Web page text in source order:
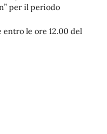
per il periodo
le ore 12.00 del